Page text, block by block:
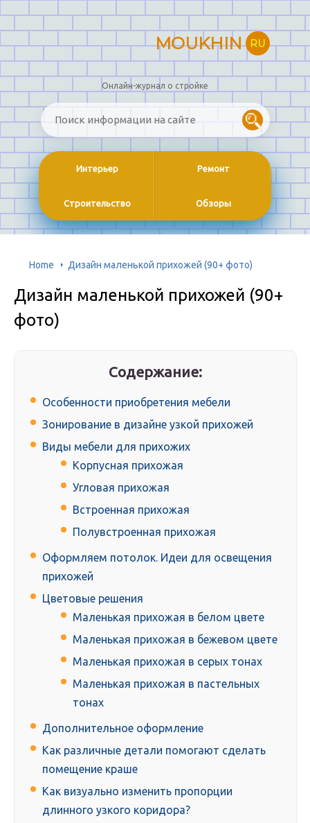
MOUKHIN RU
Онлайн-журнал о стройке
Интерьер Ремонт
Строительство Обзоры
Home Дизайн маленькой прихожей (90+ фото)
Дизайн маленькой прихожей (90+
фото)
Содержание:
Особенности приобретения мебели
Зонирование в дизайне узкой прихожей
Виды мебели для прихожих
Корпусная прихожая
Угловая прихожая
Встроенная прихожая
Полувстроенная прихожая
Оформляем потолок. Идеи для освещения
прихожей
Цветовые решения
Маленькая прихожая в белом цвете
Маленькая прихожая в бежевом цвете
Маленькая прихожая в серых тонах
Маленькая прихожая в пастельных
тонах
Дополнительное оформление
Как различные детали помогают сделать
помещение краше
Как визуально изменить пропорции
длинного узкого коридора?